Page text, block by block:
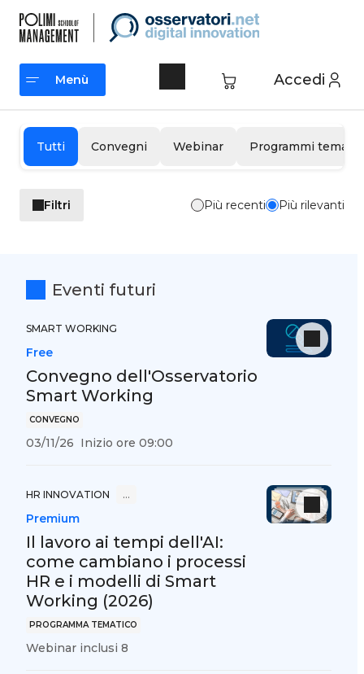
contenuto
Accedi
Menù
Tutti Convegni Webinar Programmi
Filtri Più recenti Più rilevanti
Eventi futuri
SMART WORKING
CONVEGNO
Convegno dell'Osservatorio
Smart Working
03/11/26
Free
Inizio ore 09:00
HR INNOVATION …
PROGRAMMA TEMATICO
Il lavoro ai tempi dell'AI:
come cambiano i processi
HR e i modelli di Smart
Working (2026)
Premium
Webinar inclusi 8